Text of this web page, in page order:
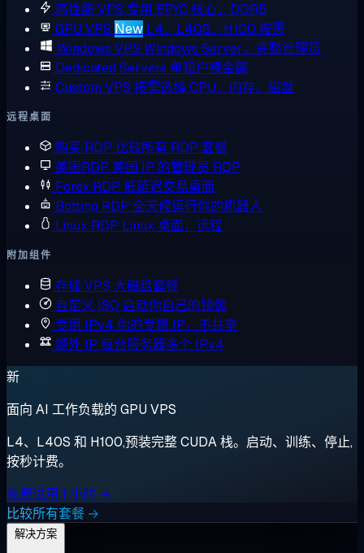
高性能 VPS 专用 EPYC 核心，DDR5
GPU VPS New L4、L40S、H100 按需
Windows VPS Windows Server，完整管理员
Dedicated Servers 单租户裸金属
Custom VPS 按需选择 CPU、内存、磁盘
远程桌面
购买 RDP 比较所有 RDP 套餐
美国RDP 美国 IP 的管理员 RDP
Forex RDP 低延迟交易桌面
Botting RDP 全天候运行你的机器人
Linux RDP Linux 桌面，远程
附加组件
存储 VPS 大磁盘套餐
自定义 ISO 启动你自己的镜像
专用 IPv4 你的专属 IP，不共享
额外 IP 每台服务器多个 IPv4
新
面向 AI 工作负载的 GPU VPS
L4、L40S 和 H100,预装完整 CUDA 栈。启动、训练、停止,
按秒计费。
免费试用 1 小时 →
比较所有套餐 →